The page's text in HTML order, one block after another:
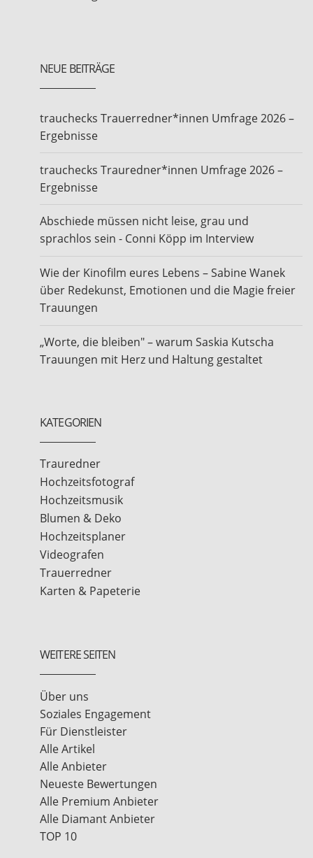
NEUE BEITRÄGE
trauchecks Trauerredner*innen Umfrage 2026 –
Ergebnisse
trauchecks Trauredner*innen Umfrage 2026 –
Ergebnisse
Abschiede müssen nicht leise, grau und
sprachlos sein - Conni Köpp im Interview
Wie der Kinofilm eures Lebens – Sabine Wanek
über Redekunst, Emotionen und die Magie freier
Trauungen
„Worte, die bleiben" – warum Saskia Kutscha
Trauungen mit Herz und Haltung gestaltet
KATEGORIEN
Trauredner
Hochzeitsfotograf
Hochzeitsmusik
Blumen & Deko
Hochzeitsplaner
Videografen
Trauerredner
Karten & Papeterie
WEITERE SEITEN
Über uns
Soziales Engagement
Für Dienstleister
Alle Artikel
Alle Anbieter
Neueste Bewertungen
Alle Premium Anbieter
Alle Diamant Anbieter
TOP 10